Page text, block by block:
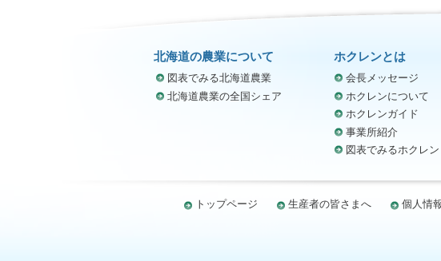
北海道の農業について
図表でみる北海道農業
北海道農業の全国シェア
ホクレンとは
会長メッセージ
ホクレンについて
ホクレンガイド
事業所紹介
図表でみるホクレン
トップページ 生産者の皆さまへ 個人情